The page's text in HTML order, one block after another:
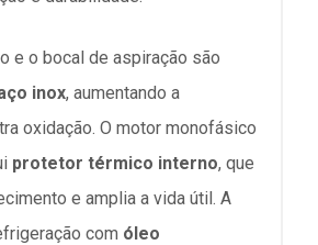
e o bocal de aspiração são
inox, aumentando a
oxidação. O motor monofásico
protetor térmico interno, que
e amplia a vida útil. A
com óleo